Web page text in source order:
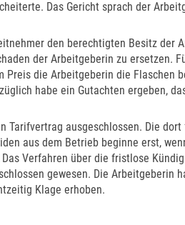
Das Gericht sprach der
den berechtigten Besitz der
der Arbeitgeberin zu ersetzen.
Preis die Arbeitgeberin die Flaschen
habe ein Gutachten ergeben,
Tarifvertrag ausgeschlossen. Die
aus dem Betrieb beginne erst,
Verfahren über die fristlose
gewesen. Die Arbeitgeberin
Klage erhoben.